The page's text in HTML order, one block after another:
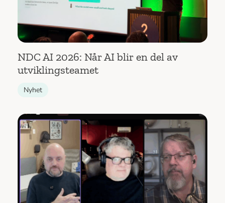
NDC AI 2026: Når AI blir en del av
utviklingsteamet
Nyhet